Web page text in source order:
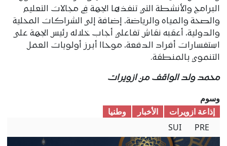
البرامج والأنشطة التي تنفذها الجهة في مجالات التعليم
والصحة والمياه والرياضة، إضافة إلى الشراكات المحلية
والدولية، أعقبه نقاش تفاعلي أجاب خلاله رئيس الجهة على
استفسارات أفراد الدفعة، موحاا أبرز أولويات العمل
التنموي بالمنطقة.
محمد ولد الواقف من ازويرات
وسوم
إذاعة ازويرات
الأخبار
وطنیا
PRE
SUI